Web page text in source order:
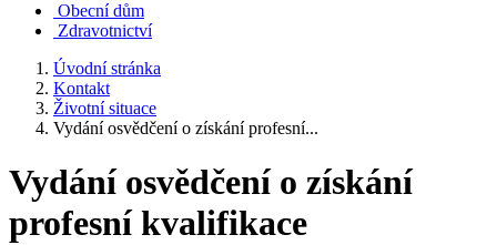
Obecní dům
Zdravotnictví
Úvodní stránka
Kontakt
Životní situace
Vydání osvědčení o získání profesní...
Vydání osvědčení o získání
profesní kvalifikace